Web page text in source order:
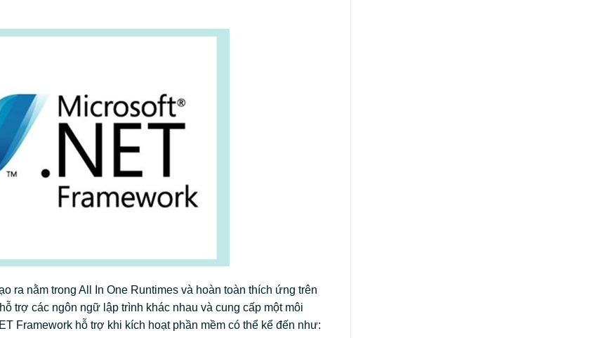
ra nằm trong All In One Runtimes và hoàn toàn thích ứng trên
trợ các ngôn ngữ lập trình khác nhau và cung cấp một môi
Framework hỗ trợ khi kích hoạt phần mềm có thể kể đến như: